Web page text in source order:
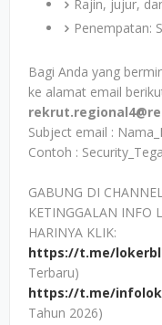
Rajin, jujur,
Penempatan:
Bagi Anda yang
ke alamat email
Subject email :
Contoh :
GABUNG DI
KETINGGALAN INFO
HARINYA KLIK:
https://t.me/
Terbaru)
https://t.me/
Tahun 2026)